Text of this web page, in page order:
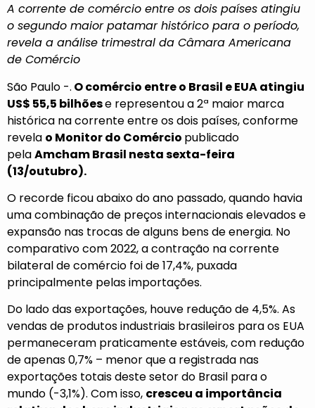
A corrente de comércio entre os dois países atingiu
o segundo maior patamar histórico para o período,
revela a análise trimestral da Câmara Americana
de Comércio
São Paulo -. O comércio entre o Brasil e EUA atingiu
US$ 55,5 bilhõese representou a 2ª maior marca
histórica na corrente entre os dois países, conforme
revela o Monitor do Comércio publicado
pelaAmcham Brasil nesta sexta-feira
(13/outubro).
O recorde ficou abaixo do ano passado, quando havia
uma combinação de preços internacionais elevados e
expansão nas trocas de alguns bens de energia. No
comparativo com 2022, a contração na corrente
bilateral de comércio foi de 17,4%, puxada
principalmente pelas importações.
Do lado das exportações, houve redução de 4,5%. As
vendas de produtos industriais brasileiros para os EUA
permaneceram praticamente estáveis, com redução
de apenas 0,7% – menor que a registrada nas
exportações totais deste setor do Brasil para o
mundo (-3,1%). Com isso, cresceu a importância